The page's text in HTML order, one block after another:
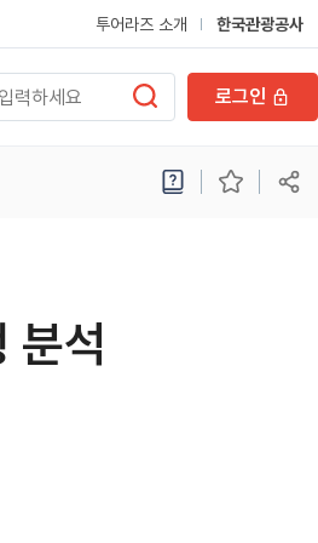
투어라즈 소개 한국관광공사
로그인
분석